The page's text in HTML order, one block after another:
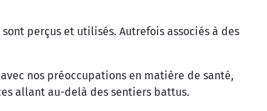
perçus et utilisés. Autrefois associés à des
nos préoccupations en matière de santé,
allant au-delà des sentiers battus.